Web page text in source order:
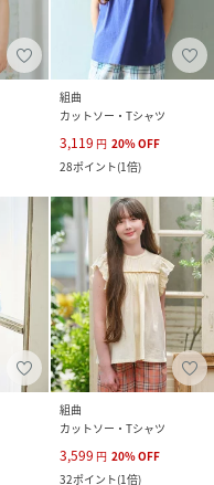
組曲
カットソー・Tシャツ
3,119 円 20%OFF
28ポイント(1倍)
組曲
カットソー・Tシャツ
3,599 円 20%OFF
32ポイント(1倍)